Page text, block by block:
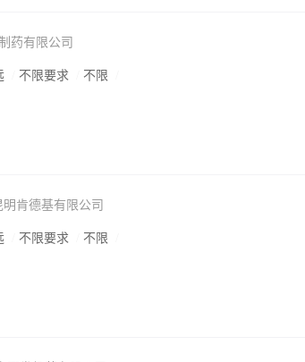
药有限公司
不限要求 不限
明肯德基有限公司
不限要求 不限